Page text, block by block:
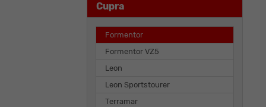
Cupra
Formentor
Formentor VZ5
Leon
Leon Sportstourer
Terramar